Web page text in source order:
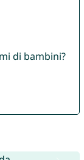
di bambini?